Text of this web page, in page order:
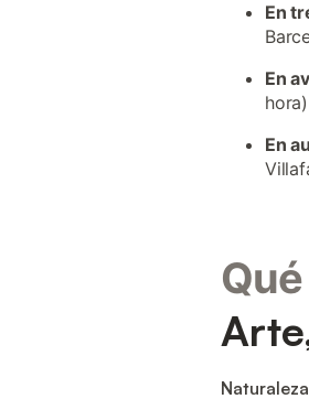
En
En
En